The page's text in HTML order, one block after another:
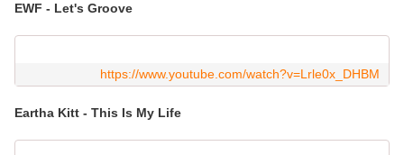
EWF - Let's Groove
https://www.youtube.com/watch?v=Lrle0x_DHBM
Eartha Kitt - This Is My Life